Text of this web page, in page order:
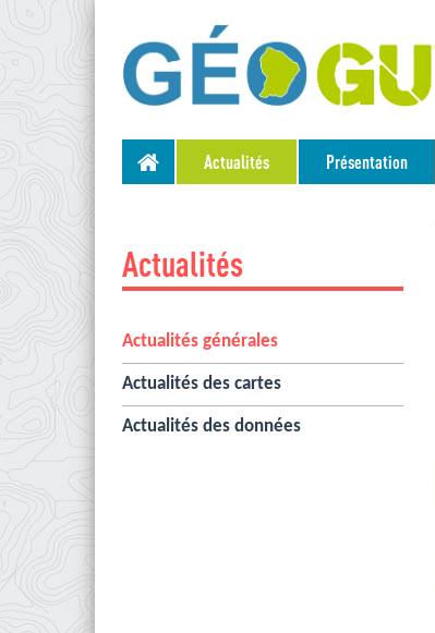
Actualités Présentation
Actualités
Actualités générales
Actualités des cartes
Actualités des données